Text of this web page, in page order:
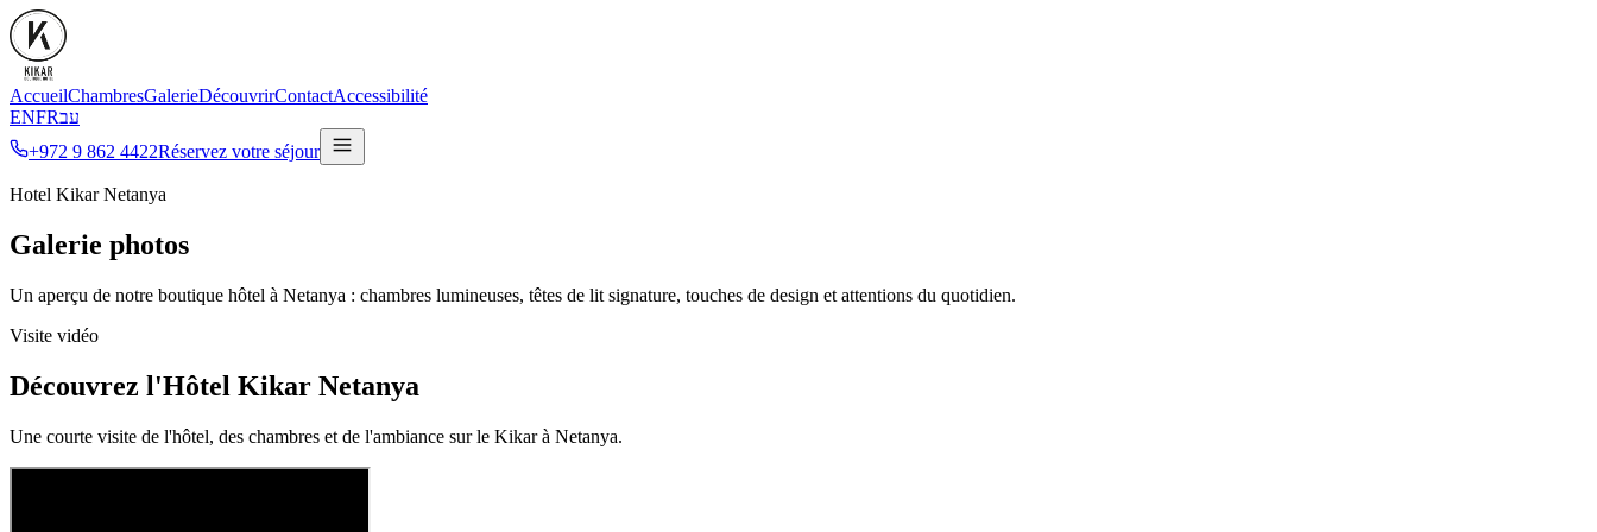
AccueilChambresGalerieDécouvrirContactAccessibilité
ENFRעב
+972 9 862 4422Réservez votre séjour
Hotel Kikar Netanya
Galerie photos
Un aperçu de notre boutique hôtel à Netanya : chambres lumineuses, têtes de lit signature, touches de design et attentions du quotidien.
Visite vidéo
Découvrez l'Hôtel Kikar Netanya
Une courte visite de l'hôtel, des chambres et de l'ambiance sur le Kikar à Netanya.